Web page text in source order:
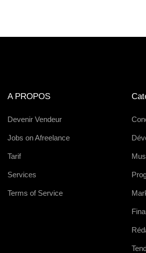
A PROPOS
Devenir Vendeur
Jobs on Afreelance
Tarif
Services
Terms of Service